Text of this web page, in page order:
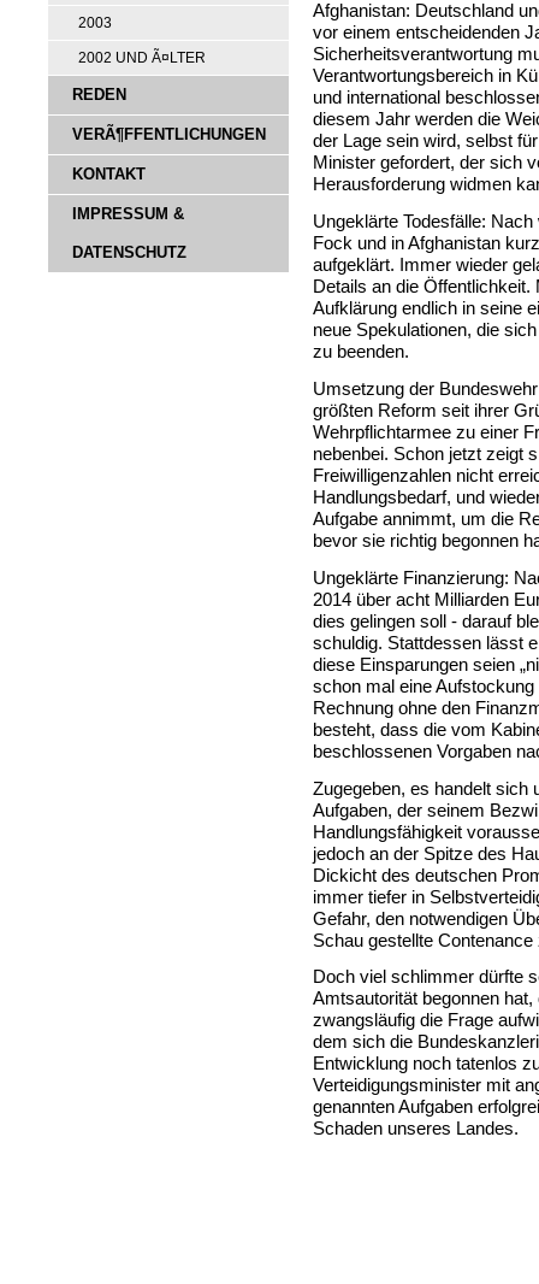
2003
2002 UND Ã¤LTER
REDEN
VERÃ¶FFENTLICHUNGEN
KONTAKT
IMPRESSUM &
DATENSCHUTZ
Afghanistan: Deutschland
vor einem entscheidenden
Sicherheitsverantwortung
Verantwortungsbereich in
und international
diesem Jahr werden die
der Lage sein wird, selbst
Minister gefordert, der sich
Herausforderung widmen
Ungeklärte Todesfälle:
Fock und in Afghanistan
aufgeklärt. Immer wieder
Details an die
Aufklärung endlich in seine
neue Spekulationen, die
zu beenden.
Umsetzung der
größten Reform seit ihrer
Wehrpflichtarmee zu einer
nebenbei. Schon jetzt zeigt
Freiwilligenzahlen nicht
Handlungsbedarf, und
Aufgabe annimmt, um die
bevor sie richtig begonnen
Ungeklärte Finanzierung:
2014 über acht Milliarden
dies gelingen soll - darauf
schuldig. Stattdessen lässt
diese Einsparungen seien
schon mal eine
Rechnung ohne den
besteht, dass die vom
beschlossenen Vorgaben
Zugegeben, es handelt sich
Aufgaben, der seinem
Handlungsfähigkeit
jedoch an der Spitze des
Dickicht des deutschen
immer tiefer in
Gefahr, den notwendigen
Schau gestellte Contenance
Doch viel schlimmer dürfte
Amtsautorität begonnen
zwangsläufig die Frage
dem sich die
Entwicklung noch tatenlos
Verteidigungsminister mit
genannten Aufgaben
Schaden unseres Landes.